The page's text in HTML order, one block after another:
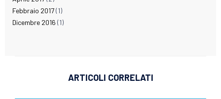
Febbraio 2017(1)
Dicembre 2016 (1)
ARTICOLI CORRELATI